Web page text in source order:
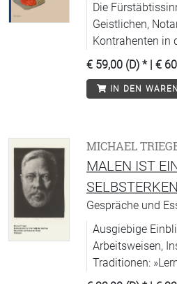
Die
Geistlichen,
Kontrahenten in
vom 9. bis zum
€ 59,00 (D) * | €
IN DEN
MICHAEL
MALEN IST
Gespräche und
Ausgiebige
Arbeitsweisen,
Traditionen: